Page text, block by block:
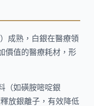
成熟，白銀在醫療領
價值的醫療耗材，形
（如磺胺嘧啶銀
放銀離子，有效降低